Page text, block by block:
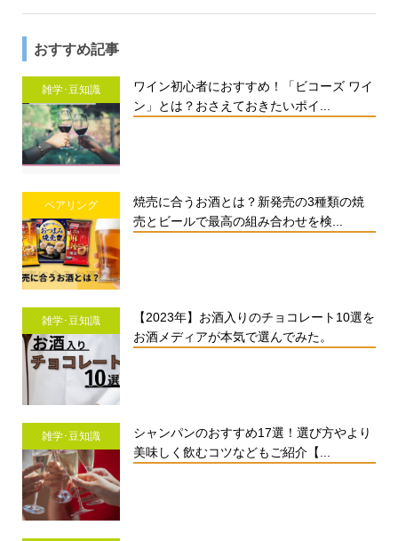
おすすめ記事
雑学･豆知識
ワイン初心者におすすめ！「ビコーズ ワイ
ン」とは？おさえておきたいポイ...
ペアリング
焼売に合うお酒とは？新発売の3種類の焼
売とビールで最高の組み合わせを検...
雑学･豆知識
【2023年】お酒入りのチョコレート10選を
お酒メディアが本気で選んでみた。
雑学･豆知識
シャンパンのおすすめ17選！選び方やより
美味しく飲むコツなどもご紹介【...